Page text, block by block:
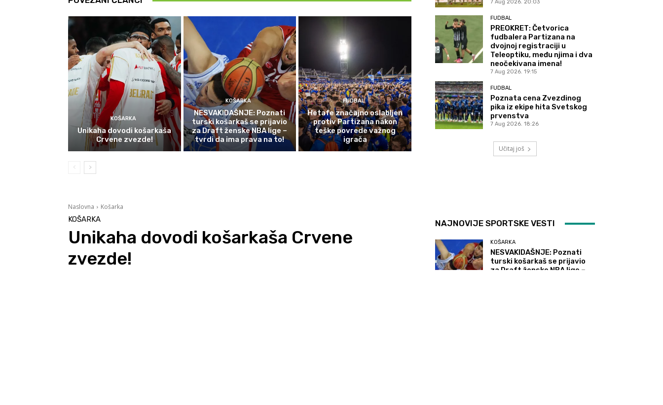
KOŠARKA
Unikaha dovodi košarkaša
Crvene zvezde!
KOŠARKA
NESVAKIDAŠNJE: Poznati
turski košarkaš se prijavio
za Draft ženske NBA lige –
tvrdi da ima prava na to!
FUDBAL
Hetafe značajno oslabljen
protiv Partizana nakon
teške povrede važnog
igrača
7 Aug 2026. 20:03
FUDBAL
PREOKRET: Četvorica
fudbalera Partizana na
dvojnoj registraciji u
Teleoptiku, među njima i dva
neočekivana imena!
7 Aug 2026. 19:15
FUDBAL
Poznata cena Zvezdinog
pika iz ekipe hita Svetskog
prvenstva
7 Aug 2026. 18:26
Učitaj još